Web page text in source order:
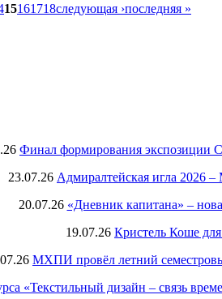
15161718следующая ›последняя »
Финал формирования экспозиции
23.07.26 Адмиралтейская игла 2026
20.07.26 «Дневник капитана» –
19.07.26 Кристель Коше
МХПИ провёл летний
«Текстильный дизайн – связь